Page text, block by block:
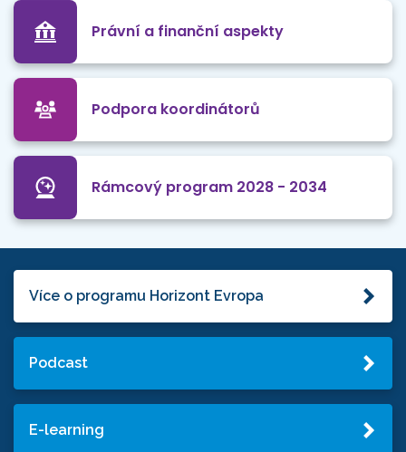
Právní a finanční aspekty
Podpora koordinátorů
Rámcový program 2028 - 2034
Více o programu Horizont Evropa
Podcast
E-learning